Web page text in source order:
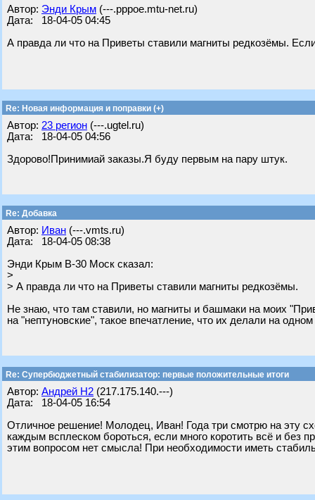
Автор: Энди Крым (---.pppoe.mtu-net.ru)
Дата: 18-04-05 04:45
А правда ли что на Приветы ставили магниты редкозёмы.
Re: Новая информация и поправки (+)
Автор: 23 регион (---.ugtel.ru)
Дата: 18-04-05 04:56
Здорово!Принимиай заказы.Я буду первым на пару штук.
Re: Добавка
Автор: Иван (---.vmts.ru)
Дата: 18-04-05 08:38
Энди Крым В-30 Моск сказал:
>
> А правда ли что на Приветы ставили магниты редкозёмы.
Не знаю, что там ставили, но магниты и башмаки на моих
на "нептуновские", такое впечатление, что их делали на
Re: Супербюджетный стабилизатор: первые положительные итоги
Автор: Андрей Н2 (217.175.140.---)
Дата: 18-04-05 16:54
Отличное решение! Молодец, Иван! Года три смотрю на эту
каждым всплеском бороться, если много коротить всё и
этим вопросом нет смысла! При необходимости иметь